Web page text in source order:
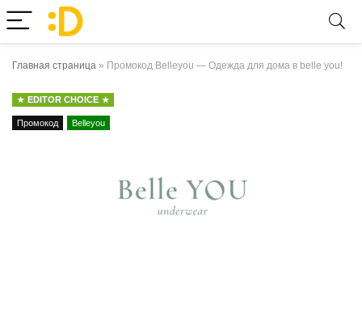
Главная страница » Промокод Belleyou — Одежда для дома в belle you!
EDITOR CHOICE
Промокод Belleyou